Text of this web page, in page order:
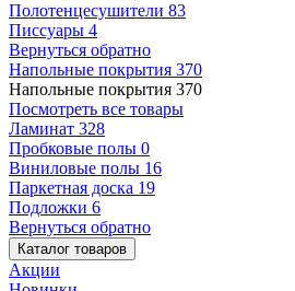
Полотенцесушители 83
Писсуары 4
Вернуться обратно
Напольные покрытия 370
Напольные покрытия 370
Посмотреть все товары
Ламинат 328
Пробковые полы 0
Виниловые полы 16
Паркетная доска 19
Подложки 6
Вернуться обратно
Каталог товаров
Акции